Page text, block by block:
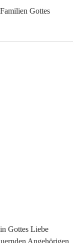
Gottes
Gottes Liebe
Angehörigen